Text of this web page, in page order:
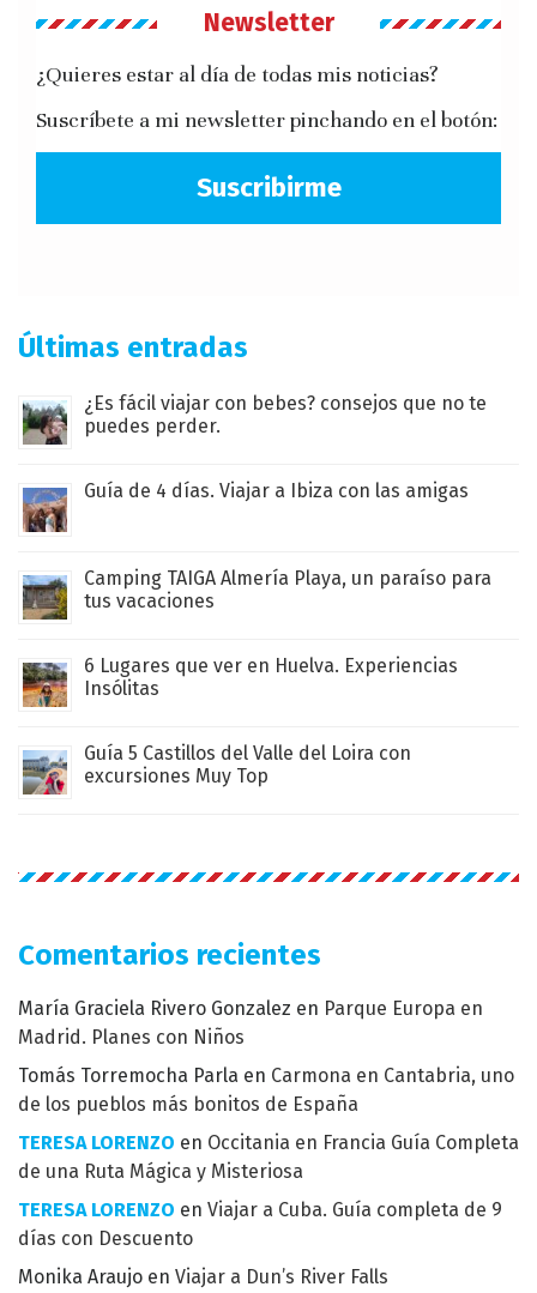
Newsletter
¿Quieres estar al día de todas mis noticias?
Suscríbete a mi newsletter pinchando en el botón:
Suscribirme
Últimas entradas
¿Es fácil viajar con bebes? consejos que no te
puedes perder.
Guía de 4 días. Viajar a Ibiza con las amigas
Camping TAIGA Almería Playa, un paraíso para
tus vacaciones
6 Lugares que ver en Huelva. Experiencias
Insólitas
Guía 5 Castillos del Valle del Loira con
excursiones Muy Top
Comentarios recientes
María Graciela Rivero Gonzalez en Parque Europa en
Madrid. Planes con Niños
Tomás Torremocha Parla en Carmona en Cantabria, uno
de los pueblos más bonitos de España
TERESA LORENZO en Occitania en Francia Guía Completa
de una Ruta Mágica y Misteriosa
TERESA LORENZO en Viajar a Cuba. Guía completa de 9
días con Descuento
Monika Araujo en Viajar a Dun’s River Falls